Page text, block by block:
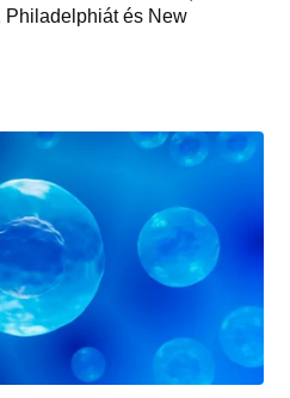
Philadelphiát és New